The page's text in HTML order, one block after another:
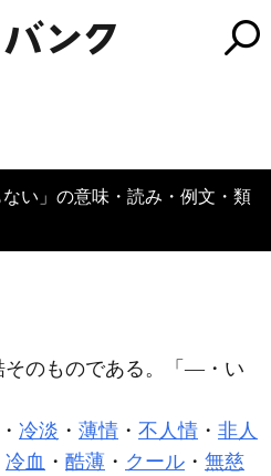
そのものである。「―・い
・ 冷淡 ・ 薄情 ・ 不人情 ・ 非人
冷血 ・ 酷薄 ・ クール ・ 無慈